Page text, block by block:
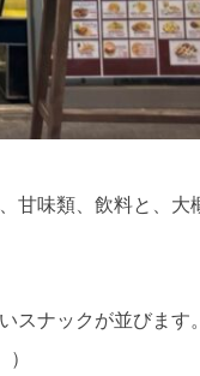
甘味類、飲料と、大
スナックが並びます。